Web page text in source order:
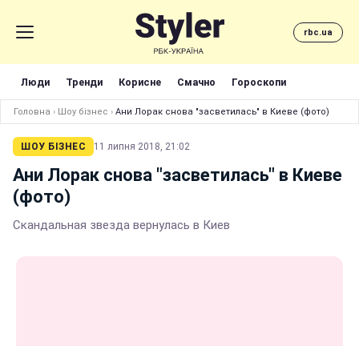
rbc.ua
Люди Тренди Корисне Смачно Гороскопи
Головна › Шоу бізнес › Ани Лорак снова "засветилась" в Киеве (фото)
ШОУ БІЗНЕС 11 липня 2018, 21:02
Ани Лорак снова "засветилась" в Киеве
(фото)
Скандальная звезда вернулась в Киев